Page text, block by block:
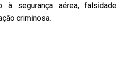
à segurança aérea, falsidade
criminosa.